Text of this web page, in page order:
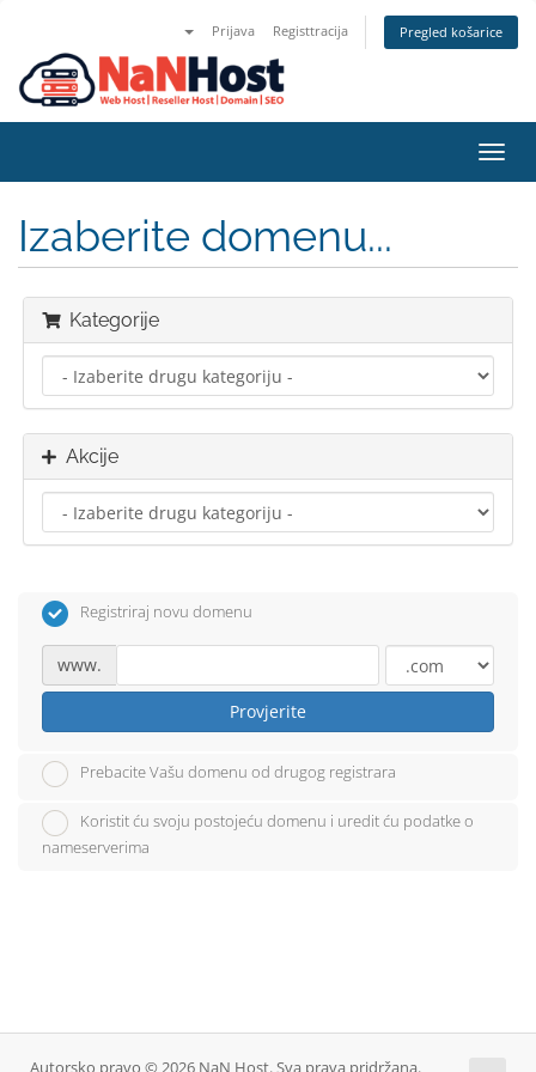
Prijava Registtracija Pregled košarice
Izaberite domenu...
Kategorije
Akcije
Registriraj novu domenu
www.
Provjerite
Prebacite Vašu domenu od drugog registrara
Koristit ću svoju postojeću domenu i uredit ću podatke o
nameserverima
Autorsko pravo © 2026 NaN Host. Sva prava pridržana.